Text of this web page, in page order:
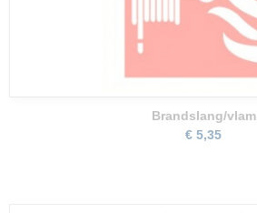
Brandslang/vlam
€ 5,35